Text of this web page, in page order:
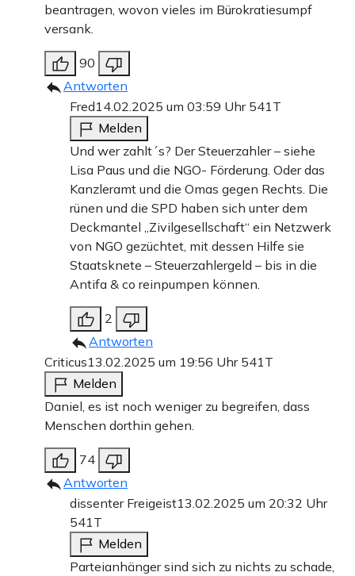
beantragen, wovon vieles im Bürokratiesumpf
versank.
90
Antworten
Fred14.02.2025 um 03:59 Uhr 541T
Melden
Und wer zahlt´s? Der Steuerzahler – siehe
Lisa Paus und die NGO- Förderung. Oder das
Kanzleramt und die Omas gegen Rechts. Die
rünen und die SPD haben sich unter dem
Deckmantel „Zivilgesellschaft“ ein Netzwerk
von NGO gezüchtet, mit dessen Hilfe sie
Staatsknete – Steuerzahlergeld – bis in die
Antifa & co reinpumpen können.
2
Antworten
Criticus13.02.2025 um 19:56 Uhr 541T
Melden
Daniel, es ist noch weniger zu begreifen, dass
Menschen dorthin gehen.
74
Antworten
dissenter Freigeist13.02.2025 um 20:32 Uhr
541T
Melden
Parteianhänger sind sich zu nichts zu schade,